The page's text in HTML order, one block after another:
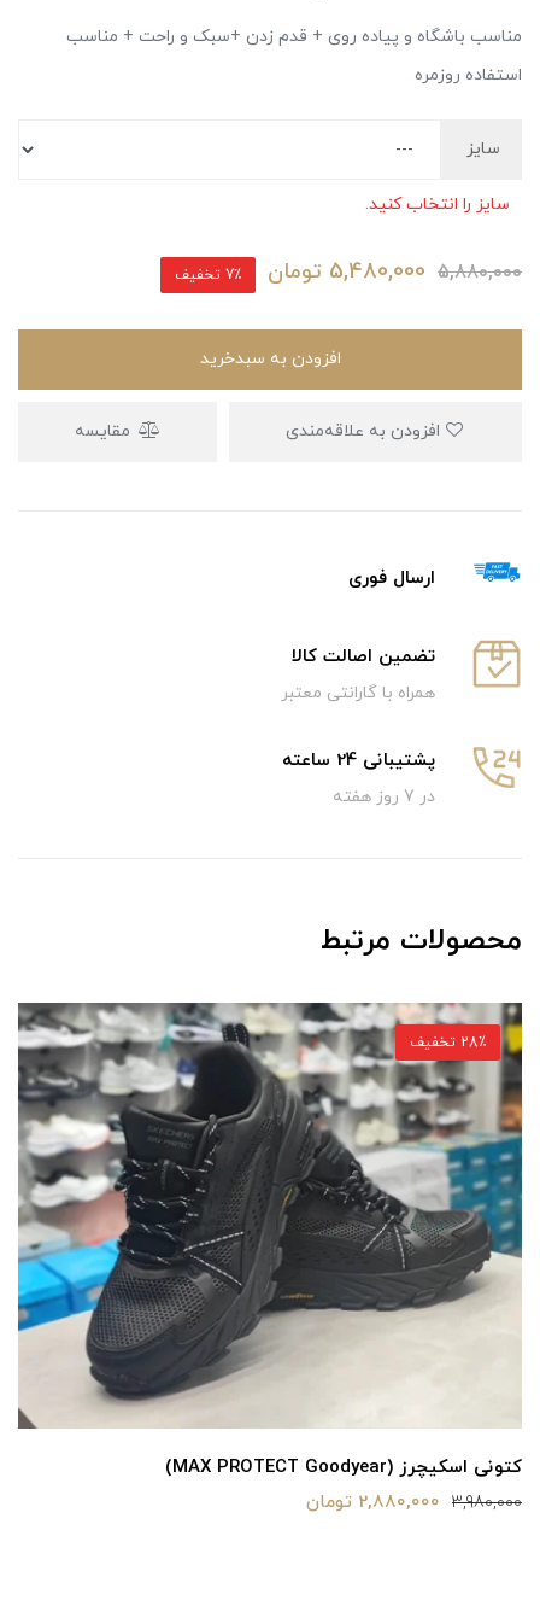
مناسب باشگاه و پیاده روی + قدم زدن +سبک و راحت + ‌مناسب
استفاده روزمره
سایز
سایز را انتخاب کنید.
5,880,000
5,480,000 تومان 7٪ تخفیف
افزودن به سبدخرید
مقایسه
ارسال فوری
تضمین اصالت کالا
همراه با گارانتی معتبر
پشتیبانی 24 ساعته
در 7 روز هفته
محصولات مرتبط
کتونی اسکیچرز (MAX PROTECT Goodyear)
3,980,000 2,880,000 تومان
28٪ تخفیف